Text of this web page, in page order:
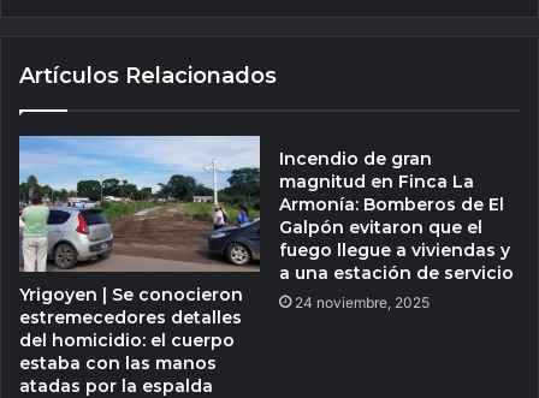
Artículos Relacionados
Yrigoyen | Se conocieron
estremecedores detalles
del homicidio: el cuerpo
estaba con las manos
atadas por la espalda
Incendio de gran
magnitud en Finca La
Armonía: Bomberos de El
Galpón evitaron que el
fuego llegue a viviendas y
a una estación de servicio
24 noviembre, 2025